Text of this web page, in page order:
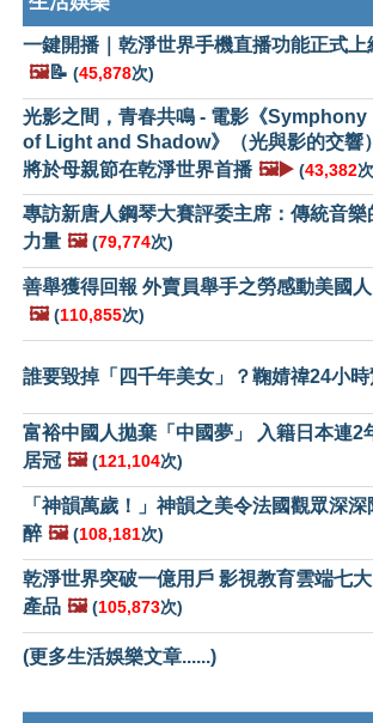
一鍵開播｜乾淨世界手機直播功能正式上
🖼️📝 (45,878次)
光影之間，青春共鳴 - 電影《Symphony
of Light and Shadow》（光與影的交響）
將於母親節在乾淨世界首播 🖼️▶️ (43,382
專訪新唐人鋼琴大賽評委主席：傳統音樂
力量 🖼️ (79,774次)
善舉獲得回報 外賣員舉手之勞感動美國人
🖼️ (110,855次)
誰要毀掉「四千年美女」？鞠婧禕24小時
富裕中國人拋棄「中國夢」 入籍日本連2
居冠 🖼️ (121,104次)
「神韻萬歲！」神韻之美令法國觀眾深深
醉 🖼️ (108,181次)
乾淨世界突破一億用戶 影視教育雲端七大
產品 🖼️ (105,873次)
(更多生活娛樂文章......)